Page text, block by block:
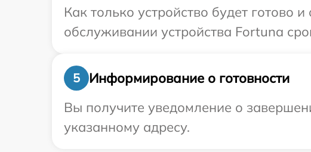
Как только устройство будет готово
обслуживании устройства Fortuna
5
Информирование о готовности
Вы получите уведомление о
указанному адресу.